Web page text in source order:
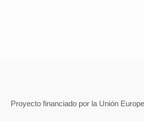
Proyecto financiado por la Unión